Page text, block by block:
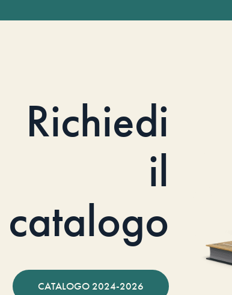
Richiedi
il
catalogo
CATALOGO 2024-2026